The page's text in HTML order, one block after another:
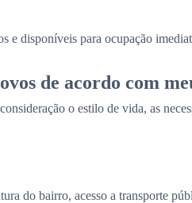
e disponíveis para ocupação
de acordo com
o estilo de vida, as
do bairro, acesso a transporte